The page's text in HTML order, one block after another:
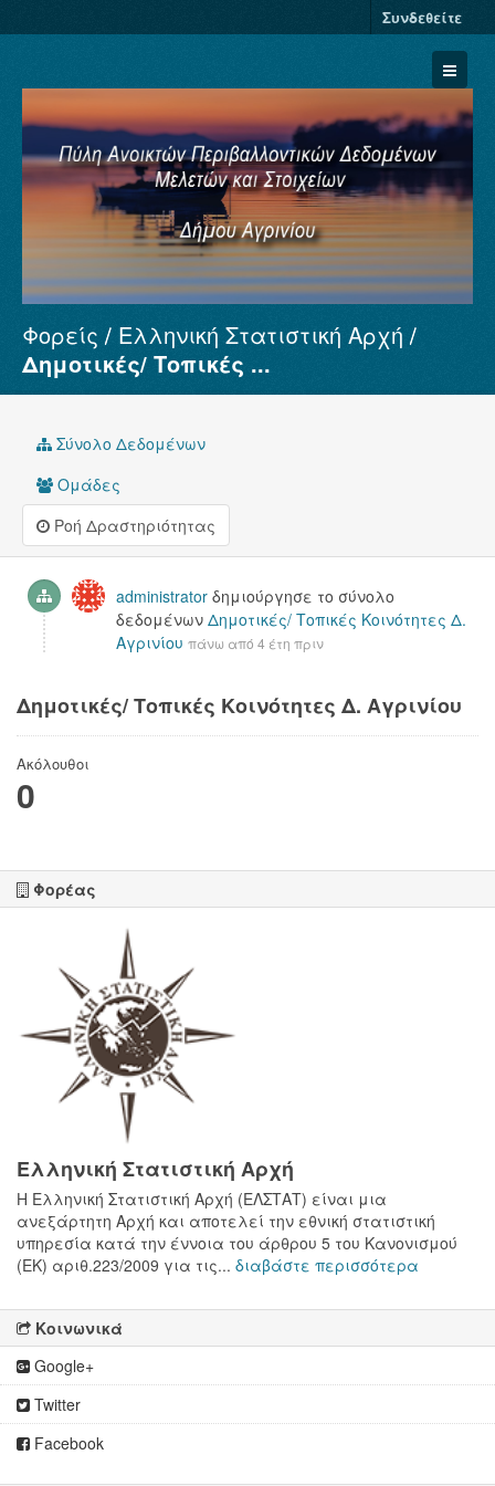
Συνδεθείτε
Σύνολα Δεδομένων
Φορείς
Σχετικά
Φορείς
Ελληνική Στατιστική Αρχή
Δημοτικές/ Τοπικές ...
Σύνολο Δεδομένων
Ομάδες
Ροή Δραστηριότητας
administrator δημιούργησε το σύνολο
δεδομένων Δημοτικές/ Τοπικές Κοινότητες Δ.
Αγρινίου πάνω από 4 έτη πριν
Δημοτικές/ Τοπικές Κοινότητες Δ. Αγρινίου
Ακόλουθοι
0
Φορέας
Ελληνική Στατιστική Αρχή
H Ελληνική Στατιστική Αρχή (ΕΛΣΤΑΤ) είναι μια
ανεξάρτητη Αρχή και αποτελεί την εθνική στατιστική
υπηρεσία κατά την έννοια του άρθρου 5 του Κανονισμού
(ΕΚ) αριθ.223/2009 για τις... διαβάστε περισσότερα
Κοινωνικά
Google+
Twitter
Facebook